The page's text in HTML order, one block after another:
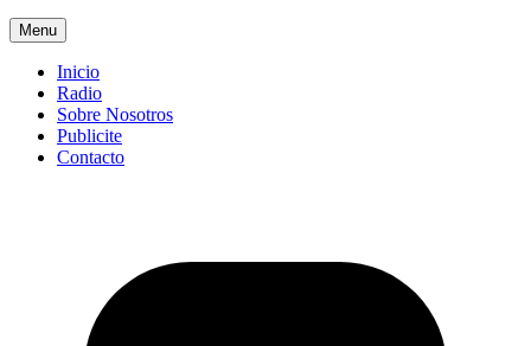
Menu
Inicio
Radio
Sobre Nosotros
Publicite
Contacto